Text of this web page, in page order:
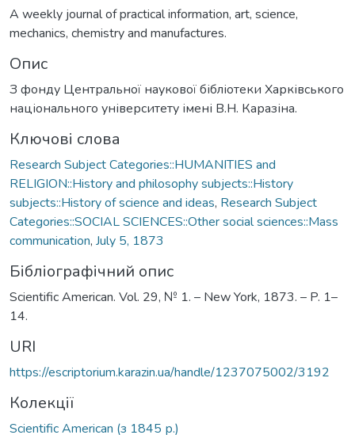
A weekly journal of practical information, art, science,
mechanics, chemistry and manufactures.
Опис
З фонду Центральної наукової бібліотеки Харківського
національного університету імені В.Н. Каразіна.
Ключові слова
Research Subject Categories::HUMANITIES and
RELIGION::History and philosophy subjects::History
subjects::History of science and ideas, Research Subject
Categories::SOCIAL SCIENCES::Other social sciences::Mass
communication, July 5, 1873
Бібліографічний опис
Scientific American. Vol. 29, № 1. – New York, 1873. – P. 1–
14.
URI
https://escriptorium.karazin.ua/handle/1237075002/3192
Колекції
Scientific American (з 1845 р.)